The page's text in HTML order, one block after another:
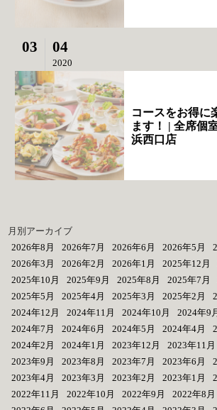
03 04
2020
コースをお得に
ます！ | 全席個
浜西口店
月別アーカイブ
2026年8月
2026年7月 2026年6月 2026年5月
2026年3月
2026年2月 2026年1月 2025年12月
2025年10月
2025年9月 2025年8月 2025年7月
2025年5月
2025年4月 2025年3月 2025年2月
2024年12月
2024年11月 2024年10月 2024年9
2024年7月
2024年6月 2024年5月 2024年4月
2024年2月
2024年1月 2023年12月 2023年11月
2023年9月
2023年8月 2023年7月 2023年6月
2023年4月
2023年3月 2023年2月 2023年1月
2022年11月
2022年10月 2022年9月 2022年8月